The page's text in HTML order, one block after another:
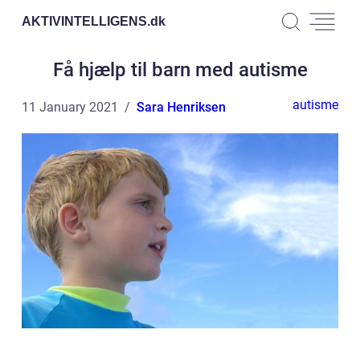
AKTIVINTELLIGENS.dk
Få hjælp til barn med autisme
11 January 2021 Sara Henriksen autisme